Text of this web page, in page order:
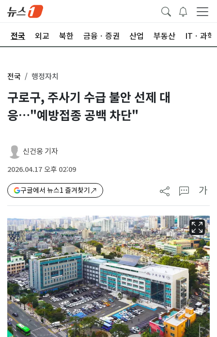
전국 외교 북한 금융ㆍ증권 산업 부동산 ITㆍ과학
전국 행정자치
구로구, 주사기 수급 불안 선제 대
응…"예방접종 공백 차단"
신건웅 기자
2026.04.17 오후 02:09
구글에서 뉴스1 즐겨찾기 가